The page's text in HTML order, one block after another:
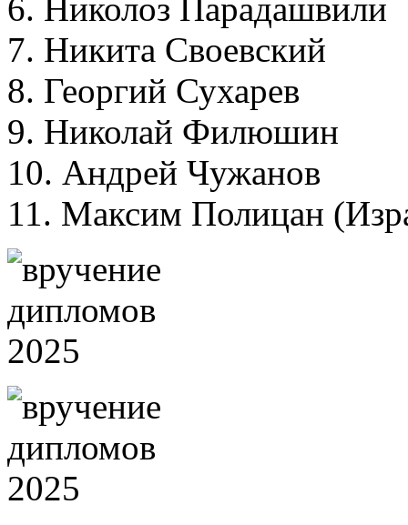
6. Николоз Парадашвили
7. Никита Своевский
8. Георгий Сухарев
9. Николай Филюшин
10. Андрей Чужанов
11. Максим Полицан